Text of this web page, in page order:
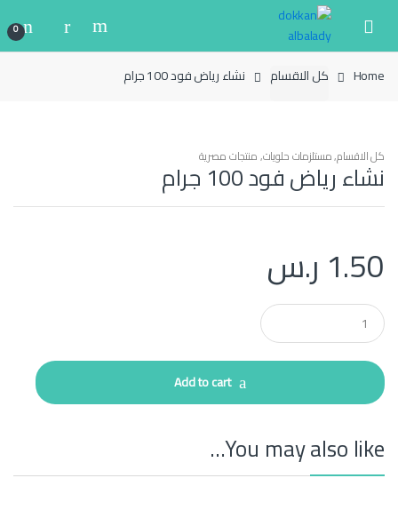
navigation
content
0
Home كل الاقسام نشاء رياض فود 100 جرام
كل الاقسام,مستلزمات حلويات,منتجات مصرية
نشاء رياض فود 100 جرام
1.50 ر.س
Q
u
a
t
i
Add to cart
You may also like…